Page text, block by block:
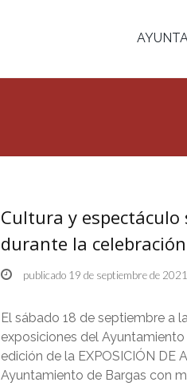
Cultura y espectáculo
durante la
publicado 19 de septiembre de 2021
El sábado 18 de septiembre a
exposiciones del
edición de la EXPOSICIÓN DE
Ayuntamiento de Bargas con